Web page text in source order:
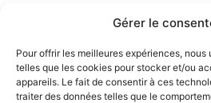
Gérer le
Pour offrir les meilleures expériences,
telles que les cookies pour stocker et/ou
appareils. Le fait de consentir à ces
traiter des données telles que le